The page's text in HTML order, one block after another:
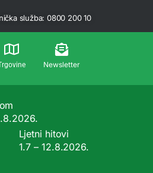
služba: 0800 200 10
Newsletter
Ljetni hitovi
1.7 – 12.8.2026.